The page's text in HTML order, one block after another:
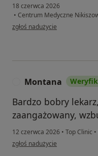
18 czerwca 2026
• Centrum Medyczne
w opinii użytkownika xx
zgłoś nadużycie
Montana
Bardzo bobry
zaangażowany,
12 czerwca 2026 • Top Clinic •
w opinii użytkownika Montana
zgłoś nadużycie